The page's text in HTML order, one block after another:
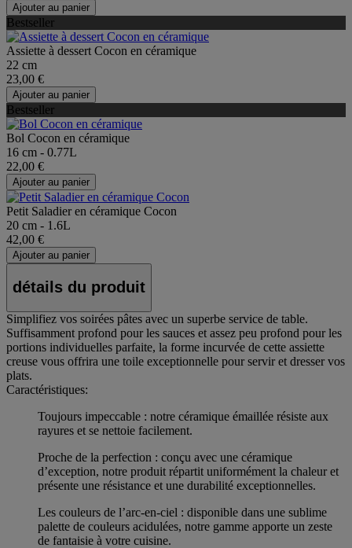
Ajouter au panier
Bestseller
Assiette à dessert Cocon en céramique
22 cm
23,00 €
Ajouter au panier
Bestseller
Bol Cocon en céramique
16 cm - 0.77L
22,00 €
Ajouter au panier
Petit Saladier en céramique Cocon
20 cm - 1.6L
42,00 €
Ajouter au panier
détails du produit
Simplifiez vos soirées pâtes avec un superbe service de table.
Suffisamment profond pour les sauces et assez peu profond pour les
portions individuelles parfaite, la forme incurvée de cette assiette
creuse vous offrira une toile exceptionnelle pour servir et dresser vos
plats.
Caractéristiques:
Toujours impeccable : notre céramique émaillée résiste aux
rayures et se nettoie facilement.
Proche de la perfection : conçu avec une céramique
d’exception, notre produit répartit uniformément la chaleur et
présente une résistance et une durabilité exceptionnelles.
Les couleurs de l’arc-en-ciel : disponible dans une sublime
palette de couleurs acidulées, notre gamme apporte un zeste
de fantaisie à votre cuisine.